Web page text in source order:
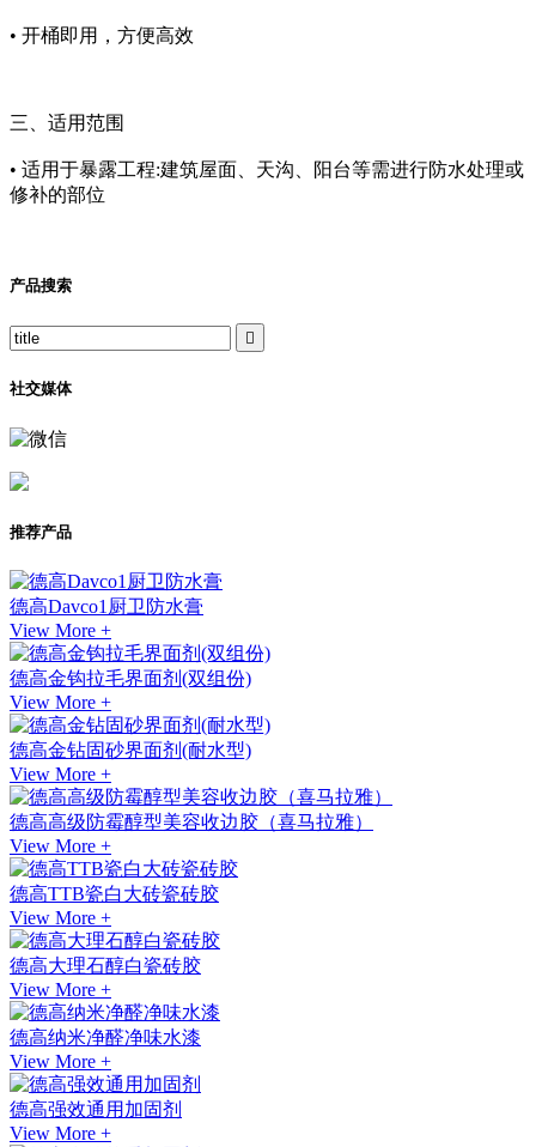
• 开桶即用，方便高效
三、适用范围
• 适用于暴露工程:建筑屋面、天沟、阳台等需进行防水处理或
修补的部位
产品搜索

社交媒体
推荐产品
德高Davco1厨卫防水膏
View More +
德高金钩拉毛界面剂(双组份)
View More +
德高金钻固砂界面剂(耐水型)
View More +
德高高级防霉醇型美容收边胶（喜马拉雅）
View More +
德高TTB瓷白大砖瓷砖胶
View More +
德高大理石醇白瓷砖胶
View More +
德高纳米净醛净味水漆
View More +
德高强效通用加固剂
View More +